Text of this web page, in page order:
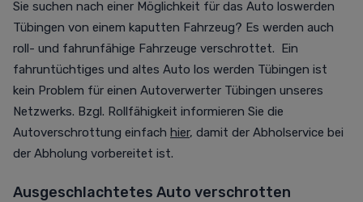
Sie suchen nach einer Möglichkeit für das Auto loswerden
Tübingen von einem kaputten Fahrzeug? Es werden auch
roll- und fahrunfähige Fahrzeuge verschrottet. Ein
fahruntüchtiges und altes Auto los werden Tübingen ist
kein Problem für einen Autoverwerter Tübingen unseres
Netzwerks. Bzgl. Rollfähigkeit informieren Sie die
Autoverschrottung einfach hier, damit der Abholservice bei
der Abholung vorbereitet ist.
Ausgeschlachtetes Auto verschrotten